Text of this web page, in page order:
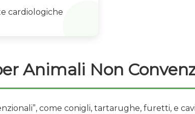
cardiologiche
Animali Non
come conigli, tartarughe, furetti, e